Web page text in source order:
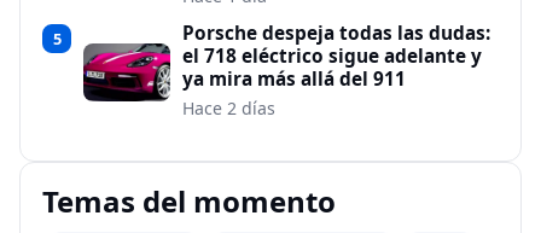
5
Porsche despeja todas las dudas:
el 718 eléctrico sigue adelante y
ya mira más allá del 911
Hace 2 días
Temas del momento